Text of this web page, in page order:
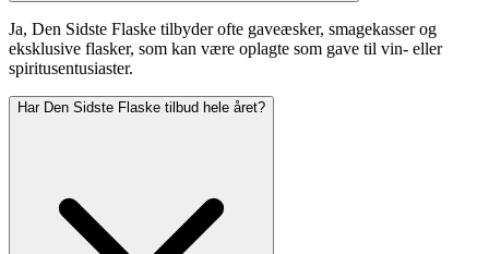
Ja, Den Sidste Flaske tilbyder ofte gaveæsker, smagekasser og
eksklusive flasker, som kan være oplagte som gave til vin- eller
spiritusentusiaster.
Har Den Sidste Flaske tilbud hele året?